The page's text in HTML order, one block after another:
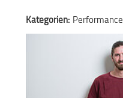
Kategorien: Performance